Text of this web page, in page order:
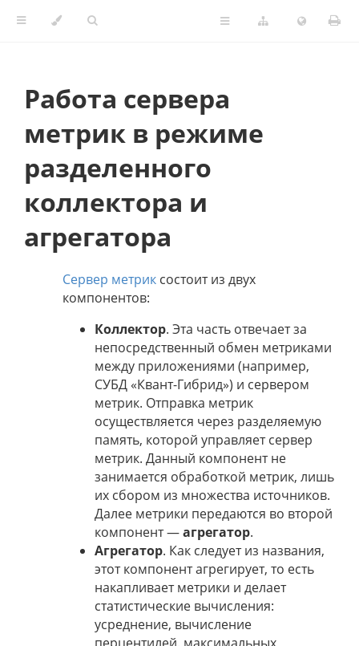
Работа сервера
метрик в режиме
разделенного
коллектора и
агрегатора
Сервер метрик состоит из двух
компонентов:
Коллектор. Эта часть отвечает за
непосредственный обмен метриками
между приложениями (например,
СУБД «Квант-Гибрид») и сервером
метрик. Отправка метрик
осуществляется через разделяемую
память, которой управляет сервер
метрик. Данный компонент не
занимается обработкой метрик, лишь
их сбором из множества источников.
Далее метрики передаются во второй
компонент —агрегатор.
Агрегатор. Как следует из названия,
этот компонент агрегирует, то есть
накапливает метрики и делает
статистические вычисления:
усреднение, вычисление